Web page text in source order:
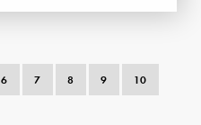
6 7 8 9 10